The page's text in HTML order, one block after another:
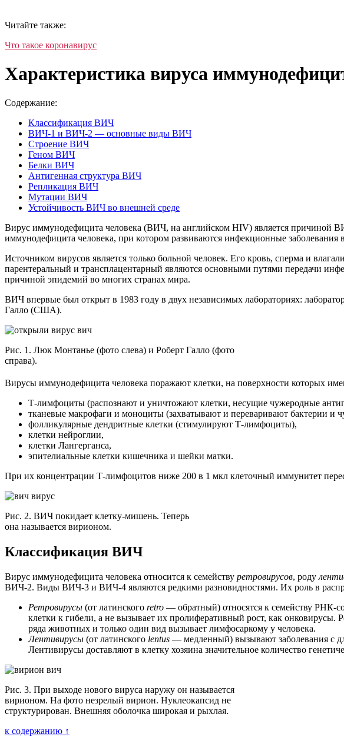
Читайте также:
Что такое коронавирус
Характеристика вируса
Содержание:
Классификация ВИЧ
ВИЧ-1 и ВИЧ-2 — основные виды ВИЧ
Строение ВИЧ
Геном ВИЧ
Белки ВИЧ
Антигенная структура ВИЧ
Репликация ВИЧ
Мутации ВИЧ
Устойчивость ВИЧ во внешней среде
Вирус иммунодефицита человека (ВИЧ, на английском HIV) является причиной
иммунодефицита человека, при котором развиваются инфекционные заболевания
Источником вирусов является только больной человек. Его кровь, сперма и
парентеральный и трансплацентарный являются основными путями передачи
причиной эпидемий во многих странах мира.
ВИЧ впервые был открыт в 1983 году в двух независимых лабораториях:
Галло (США).
Рис. 1. Люк Монтанье (фото слева) и Роберт Галло (фото
справа).
Вирусы иммунодефицита человека поражают клетки, на поверхности которых
Т-лимфоциты (распознают и уничтожают клетки, несущие чужеродные
тканевые макрофаги и моноциты (захватывают и переваривают бактерии и
фолликулярные дендритные клетки (стимулируют Т-лимфоциты),
клетки нейроглии,
клетки Лангерганса,
эпителиальные клетки кишечника и шейки матки.
При их концентрации Т-лимфоцитов ниже 200 в 1 мкл клеточный иммунитет
Рис. 2. ВИЧ покидает клетку-мишень. Теперь
она называется вирионом.
Классификация ВИЧ
Вирус иммунодефицита человека относится к семейству ретровирусов, роду
ВИЧ-2. Виды ВИЧ-3 и ВИЧ-4 являются редкими разновидностями. Их роль в
Ретровирусы (от латинского retro — обратный) относятся к семейству РНК-
клетки к гибели, а не вызывает их пролиферативный рост, как онковирусы.
ряда животных и только один вид вызывает лимфосаркому у человека.
Лентивирусы (от латинского lentus — медленный) вызывают заболевания с
Лентивирусы доставляют в клетку хозяина значительное количество
Рис. 3. При выходе нового вируса наружу он называется
вирионом. На фото незрелый вирион. Нуклеокапсид не
структурирован. Внешняя оболочка широкая и рыхлая.
к содержанию ↑